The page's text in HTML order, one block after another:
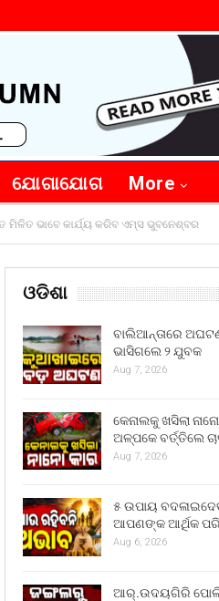
ଯୋଗାଯୋଗ More
ମିଳିତ ଭାବେ କାର୍ଯ୍ୟ କରିବ ଏମ୍‌ସ ଭୁବନେଶ୍ବର
ଓଡିଶା
ବାଲିଆନ୍ତାରେ
ଭାସିଗଲେ ୨ ଯୁବକ
Aug 7, 2026
କେନାଲକୁ ଖସିଲା
ଅଳ୍ପକେ ବର୍ତ୍ତିଲେ
Aug 7, 2026
୫ ଉପାୟ
ଆପଣଙ୍କ ଆର୍ଥିକ
Aug 6, 2026
ଆର୍.ଉଦୟଗିରି